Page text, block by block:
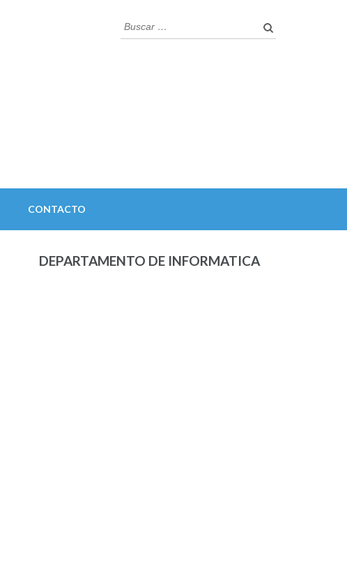
Buscar:
CONTACTO
DEPARTAMENTO DE INFORMATICA